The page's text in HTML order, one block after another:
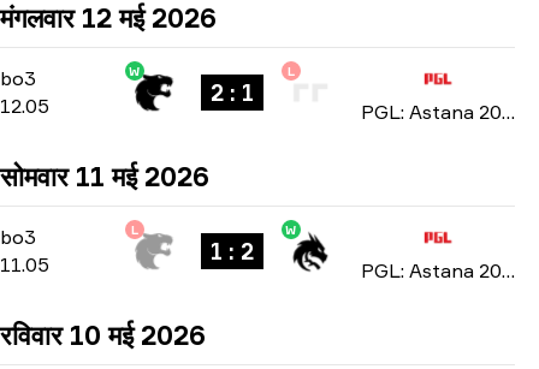
मंगलवार 12 मई 2026
bo3 Group Stage-bo3
12.05
W
2 : 1
L
PGL: Astana 2026
सोमवार 11 मई 2026
bo3 Group Stage-bo3
11.05
L
1 : 2
W
PGL: Astana 2026
रविवार 10 मई 2026